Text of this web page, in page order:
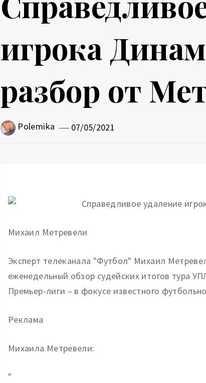
игрока
разбор от
Polemika 07/05/2021
Михаил Метревели
Эксперт телеканала "Футбол" Михаил
еженедельный обзор судейских итогов тура
Премьер-лиги – в фокусе известного
Реклама
Михаила Метревели:
"